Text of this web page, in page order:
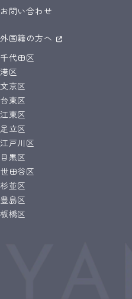
お問い合わせ
外国籍の方へ
千代田区
港区
文京区
台東区
江東区
足立区
江戸川区
目黒区
世田谷区
杉並区
豊島区
板橋区